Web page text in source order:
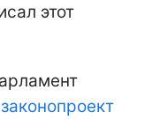
этот
законопроект